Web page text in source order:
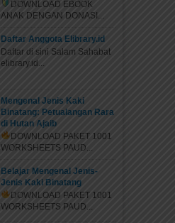
DOWNLOAD EBOOK
ANAK DENGAN DONASI...
Daftar Anggota Elibrary.id
Daftar di sini Salam Sahabat
elibrary.id...
Mengenal Jenis Kaki
Binatang: Petualangan Rara
di Hutan Ajaib
DOWNLOAD PAKET 1001
WORKSHEETS PAUD...
Belajar Mengenal Jenis-
Jenis Kaki Binatang
DOWNLOAD PAKET 1001
WORKSHEETS PAUD...